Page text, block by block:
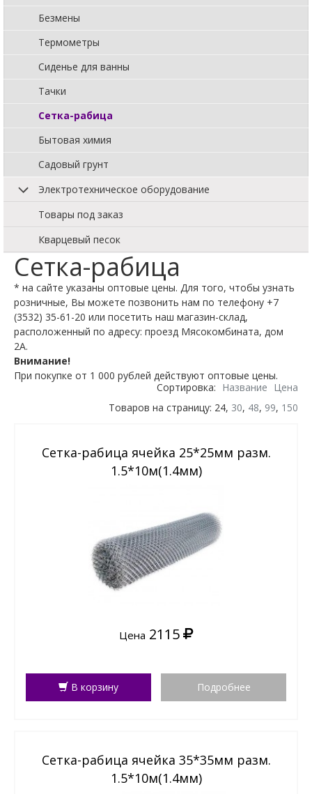
Безмены
Термометры
Сиденье для ванны
Тачки
Сетка-рабица
Бытовая химия
Садовый грунт
Электротехническое оборудование
Товары под заказ
Кварцевый песок
Сетка-рабица
* на сайте указаны оптовые цены. Для того, чтобы узнать
розничные, Вы можете позвонить нам по телефону +7
(3532) 35-61-20 или посетить наш магазин-склад,
расположенный по адресу: проезд Мясокомбината, дом
2А.
Внимание!
При покупке от 1 000 рублей действуют оптовые цены.
Сортировка: Название Цена
Товаров на страницу: 24, 30, 48, 99, 150
Сетка-рабица ячейка 25*25мм разм.
1.5*10м(1.4мм)
Цена 2115
В корзину Подробнее
Сетка-рабица ячейка 35*35мм разм.
1.5*10м(1.4мм)